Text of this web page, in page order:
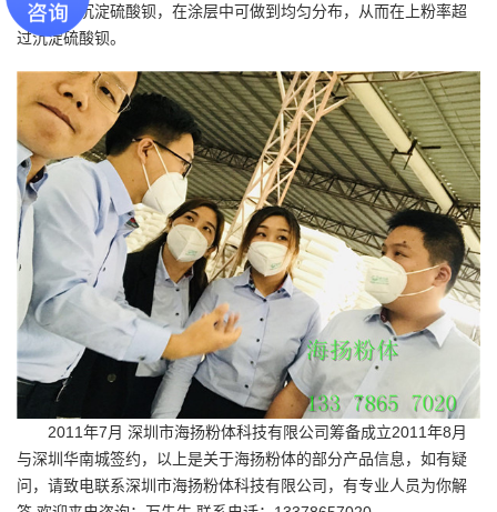
性远超过沉淀硫酸钡，在涂层中可做到均匀分布，从而在上粉率超
过沉淀硫酸钡。
2011年7月 深圳市海扬粉体科技有限公司筹备成立2011年8月
与深圳华南城签约，以上是关于海扬粉体的部分产品信息，如有疑
问，请致电联系深圳市海扬粉体科技有限公司，有专业人员为你解